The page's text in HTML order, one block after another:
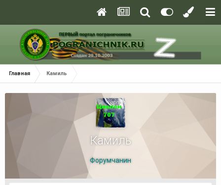
Главная Камиль
Камиль
Форумчанин